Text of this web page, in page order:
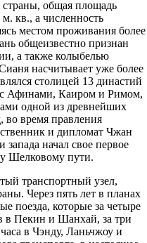
страны, общая площадь
м. кв., а численность
местом проживания более
общеизвестно признан
а также колыбелью
насчитывает уже более
столицей 13 династий
с Афинами, Каиром и Римом,
одной из древнейших
во время правления
и дипломат Чжан
начал свое первое
Шелковому пути.
транспортный узел,
Через пять лет в планах
поезда, которые за четыре
в Пекин и Шанхай, за три
в Чэнду, Ланьчжоу и